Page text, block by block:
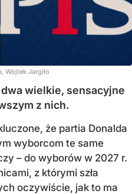
Wojtek Jargiło
dwa wielkie, sensacyjne
z nich.
że partia Donalda
wyborcom te same
– do wyborów w 2027 r.
z którymi szła
oczywiście, jak to ma